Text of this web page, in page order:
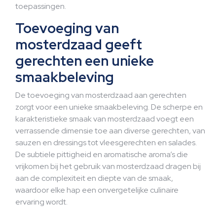
toepassingen.
Toevoeging van
mosterdzaad geeft
gerechten een unieke
smaakbeleving
De toevoeging van mosterdzaad aan gerechten
zorgt voor een unieke smaakbeleving. De scherpe en
karakteristieke smaak van mosterdzaad voegt een
verrassende dimensie toe aan diverse gerechten, van
sauzen en dressings tot vleesgerechten en salades.
De subtiele pittigheid en aromatische aroma’s die
vrijkomen bij het gebruik van mosterdzaad dragen bij
aan de complexiteit en diepte van de smaak,
waardoor elke hap een onvergetelijke culinaire
ervaring wordt.